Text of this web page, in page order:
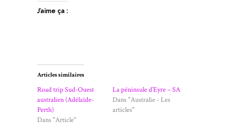
J’aime ça :
Articles similaires
Road trip Sud-Ouest
australien (Adélaïde-
Perth)
Dans "Article"
La péninsule d’Eyre – SA
Dans "Australie - Les
articles"